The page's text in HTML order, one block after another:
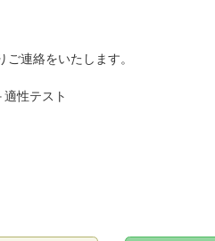
連絡をいたします。
性テスト